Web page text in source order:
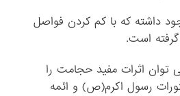
داشته که با کم کردن فواصل
است.
توان اثرات مفید حجامت را
رسول اکرم(ص) و ائمه